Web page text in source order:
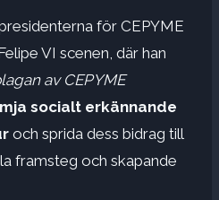
för CEPYME
VI scenen, där han
av CEPYME
socialt erkännande
och sprida dess bidrag till
framsteg och skapande